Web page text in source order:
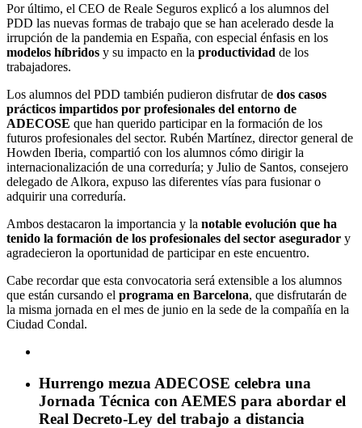
Por último, el CEO de Reale Seguros explicó a los alumnos del
PDD las nuevas formas de trabajo que se han acelerado desde la
irrupción de la pandemia en España, con especial énfasis en los
modelos híbridos y su impacto en la productividad de los
trabajadores.
Los alumnos del PDD también pudieron disfrutar de dos casos
prácticos impartidos por profesionales del entorno de
ADECOSE que han querido participar en la formación de los
futuros profesionales del sector. Rubén Martínez, director general de
Howden Iberia, compartió con los alumnos cómo dirigir la
internacionalización de una correduría; y Julio de Santos, consejero
delegado de Alkora, expuso las diferentes vías para fusionar o
adquirir una correduría.
Ambos destacaron la importancia y la notable evolución que ha
tenido la formación de los profesionales del sector asegurador y
agradecieron la oportunidad de participar en este encuentro.
Cabe recordar que esta convocatoria será extensible a los alumnos
que están cursando el programa en Barcelona, que disfrutarán de
la misma jornada en el mes de junio en la sede de la compañía en la
Ciudad Condal.
Hurrengo mezua ADECOSE celebra una
Jornada Técnica con AEMES para abordar el
Real Decreto-Ley del trabajo a distancia